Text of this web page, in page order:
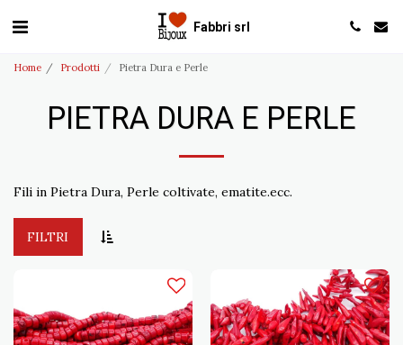
Fabbri srl
Home Prodotti Pietra Dura e Perle
PIETRA DURA E PERLE
Fili in Pietra Dura, Perle coltivate, ematite.ecc.
FILTRI